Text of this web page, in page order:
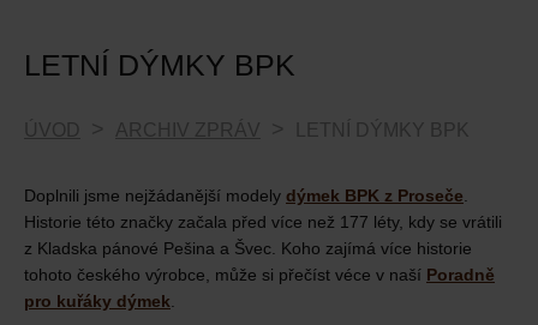
LETNÍ DÝMKY BPK
ÚVOD ARCHIV ZPRÁV LETNÍ DÝMKY BPK
Doplnili jsme nejžádanější modely dýmek BPK z Proseče
Historie této značky začala před více než 177 léty, kdy se vrátili
z Kladska pánové Pešina a Švec. Koho zajímá více historie
tohoto českého výrobce, může si přečíst véce v naší Poradně
pro kuřáky dýmek